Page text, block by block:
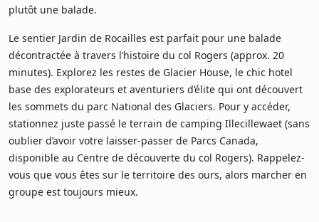
plutôt une balade.
Le sentier Jardin de Rocailles est parfait pour une balade
décontractée à travers l’histoire du col Rogers (approx. 20
minutes). Explorez les restes de Glacier House, le chic hotel
base des explorateurs et aventuriers d’élite qui ont découvert
les sommets du parc National des Glaciers. Pour y accéder,
stationnez juste passé le terrain de camping Illecillewaet (sans
oublier d’avoir votre laisser-passer de Parcs Canada,
disponible au Centre de découverte du col Rogers). Rappelez-
vous que vous êtes sur le territoire des ours, alors marcher en
groupe est toujours mieux.